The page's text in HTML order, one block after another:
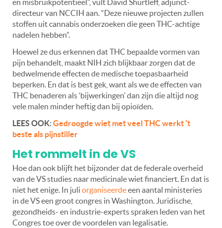
en misbruikpotentieel”, vult David Shurtleff, adjunct-
directeur van NCCIH aan. “Deze nieuwe projecten zullen
stoffen uit cannabis onderzoeken die geen THC-achtige
nadelen hebben”.
Hoewel ze dus erkennen dat THC bepaalde vormen van
pijn behandelt, maakt NIH zich blijkbaar zorgen dat de
bedwelmende effecten de medische toepasbaarheid
beperken. En dat is best gek, want als we de effecten van
THC benaderen als ‘bijwerkingen’ dan zijn die altijd nog
vele malen minder heftig dan bij opioïden.
LEES OOK:Gedroogde wiet met veel THC werkt ’t
beste als pijnstiller
Het rommelt in de VS
Hoe dan ook blijft het bijzonder dat de federale overheid
van de VS studies naar medicinale wiet financiert. En dat is
niet het enige. In juli organiseerdeeen aantal ministeries
in de VS een groot congres in Washington. Juridische,
gezondheids- en industrie-experts spraken leden van het
Congres toe over de voordelen van legalisatie.